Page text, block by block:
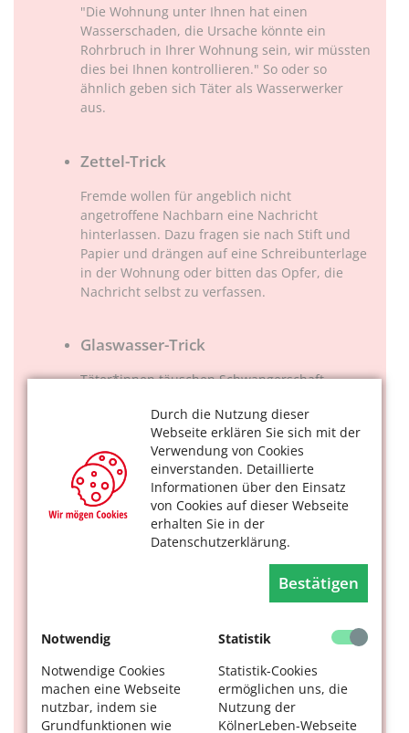
Durch die Nutzung dieser
Webseite erklären Sie sich mit der
Verwendung von Cookies
einverstanden. Detaillierte
Informationen über den Einsatz
von Cookies auf dieser Webseite
erhalten Sie in der
Datenschutzerklärung.
Bestätigen
Notwendig
Notwendige Cookies
machen eine Webseite
nutzbar, indem sie
Grundfunktionen wie
Statistik
Statistik-Cookies
ermöglichen uns, die
Nutzung der
KölnerLeben-Webseite
"Die Wohnung unter Ihnen hat einen
Wasserschaden, die Ursache könnte ein
Rohrbruch in Ihrer Wohnung sein, wir müssten
dies bei Ihnen kontrollieren." So oder so
ähnlich geben sich Täter als Wasserwerker
aus.
Zettel-Trick
Fremde wollen für angeblich nicht
angetroffene Nachbarn eine Nachricht
hinterlassen. Dazu fragen sie nach Stift und
Papier und drängen auf eine Schreibunterlage
in der Wohnung oder bitten das Opfer, die
Nachricht selbst zu verfassen.
Glaswasser-Trick
Täter*innen täuschen Schwangerschaft,
Arzneimitteleinnahme vor und bitten um ein
Glas Wasser.
Einfache Tipps, die Sie
schützen
Lassen Sie nur Personen beziehungsweise
Handwerker herein, die Sie selbst bestellt
haben oder die von der Hausverwaltung
erkundigen Sie sich bei der Hausverwaltung.
Lassen Sie grundsätzlich keine Fremden in Ihre
Wohnung.
Und: Informieren Sie Ihre (älteren)